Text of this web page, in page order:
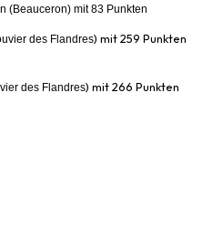
(Beauceron) mit 83 Punkten
des Flandres) mit 259 Punkten
des Flandres) mit 266 Punkten